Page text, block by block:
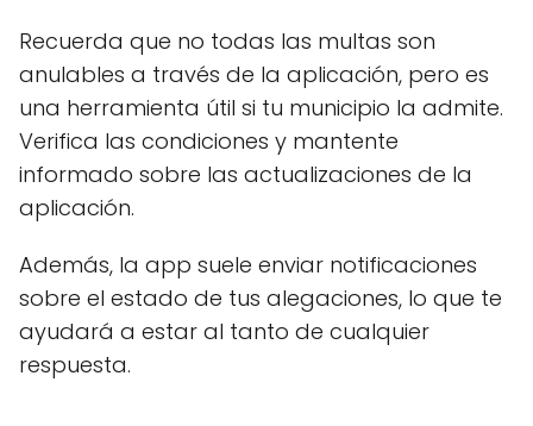
Recuerda que no todas las multas son
anulables a través de la aplicación, pero es
una herramienta útil si tu municipio la admite.
Verifica las condiciones y mantente
informado sobre las actualizaciones de la
aplicación.
Además, la app suele enviar notificaciones
sobre el estado de tus alegaciones, lo que te
ayudará a estar al tanto de cualquier
respuesta.